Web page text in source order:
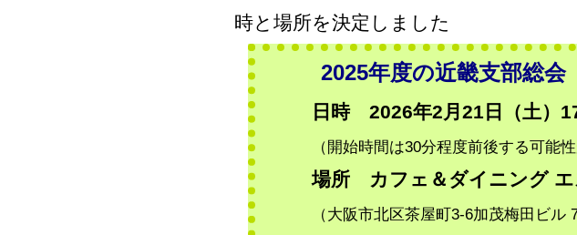
時と場所を決定しました
2025年度の近畿支部総会
日時 2026年2月21日（土）
（開始時間は30分程度前後する可能
場所 カフェ＆ダイニング エ
（大阪市北区茶屋町3-6加茂梅田ビ